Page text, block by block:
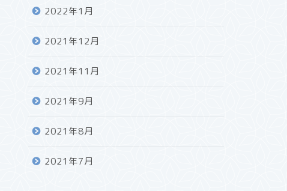
2022年1月
2021年12月
2021年11月
2021年9月
2021年8月
2021年7月